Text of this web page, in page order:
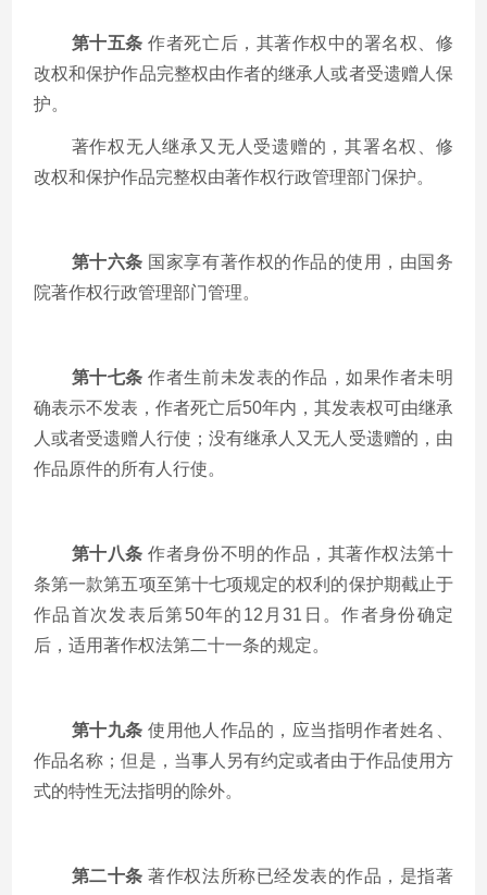
第十五条作者死亡后，其著作权中的署名权、修
改权和保护作品完整权由作者的继承人或者受遗赠人保
护。
著作权无人继承又无人受遗赠的，其署名权、修
改权和保护作品完整权由著作权行政管理部门保护。
第十六条 国家享有著作权的作品的使用，由国务
院著作权行政管理部门管理。
第十七条作者生前未发表的作品，如果作者未明
确表示不发表，作者死亡后50年内，其发表权可由继承
人或者受遗赠人行使；没有继承人又无人受遗赠的，由
作品原件的所有人行使。
第十八条作者身份不明的作品，其著作权法第十
条第一款第五项至第十七项规定的权利的保护期截止于
作品首次发表后第 50年的 12 月31 日。作者身份确定
后，适用著作权法第二十一条的规定。
第十九条使用他人作品的，应当指明作者姓名、
作品名称；但是，当事人另有约定或者由于作品使用方
式的特性无法指明的除外。
第二十条著作权法所称已经发表的作品，是指著